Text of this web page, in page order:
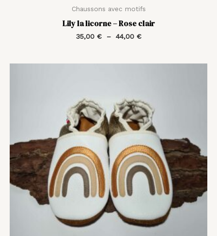
Chaussons avec motifs
Lily la licorne – Rose clair
35,00 € – 44,00 €
à
44,00 €